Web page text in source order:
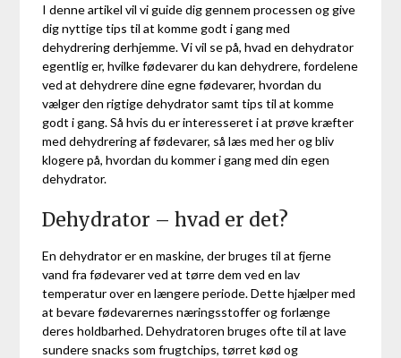
I denne artikel vil vi guide dig gennem processen og give
dig nyttige tips til at komme godt i gang med
dehydrering derhjemme. Vi vil se på, hvad en dehydrator
egentlig er, hvilke fødevarer du kan dehydrere, fordelene
ved at dehydrere dine egne fødevarer, hvordan du
vælger den rigtige dehydrator samt tips til at komme
godt i gang. Så hvis du er interesseret i at prøve kræfter
med dehydrering af fødevarer, så læs med her og bliv
klogere på, hvordan du kommer i gang med din egen
dehydrator.
Dehydrator – hvad er det?
En dehydrator er en maskine, der bruges til at fjerne
vand fra fødevarer ved at tørre dem ved en lav
temperatur over en længere periode. Dette hjælper med
at bevare fødevarernes næringsstoffer og forlænge
deres holdbarhed. Dehydratoren bruges ofte til at lave
sundere snacks som frugtchips, tørret kød og